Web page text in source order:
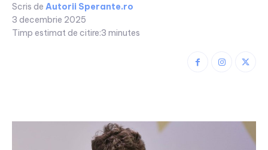
Scris de Autorii Sperante.ro
3 decembrie 2025
Timp estimat de citire:3 minutes